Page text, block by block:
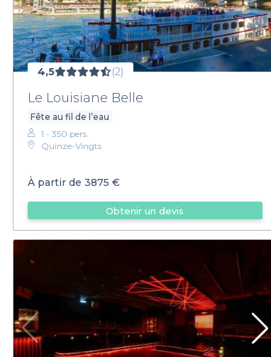
4,5 (2)
Le Louisiane Belle
Fête au fil de l’eau
1 - 350 pers.
Quinze-Vingts
À partir de 3875 €
Obtenir un devis